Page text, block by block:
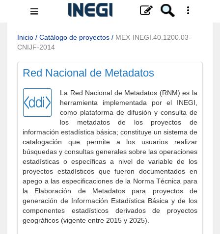
Menú
navegación
Inicio / Catálogo de proyectos / MEX-INEGI.40.1200.03-
CNIJF-2014
Red Nacional de Metadatos
La Red Nacional de Metadatos (RNM) es la
herramienta implementada por el INEGI,
como plataforma de difusión y consulta de
los metadatos de los proyectos de
información estadística básica; constituye un sistema de
catalogación que permite a los usuarios realizar
búsquedas y consultas generales sobre las operaciones
estadísticas o específicas a nivel de variable de los
proyectos estadísticos que fueron documentados en
apego a las especificaciones de la Norma Técnica para
la Elaboración de Metadatos para proyectos de
generación de Información Estadística Básica y de los
componentes estadísticos derivados de proyectos
geográficos (vigente entre 2015 y 2025).